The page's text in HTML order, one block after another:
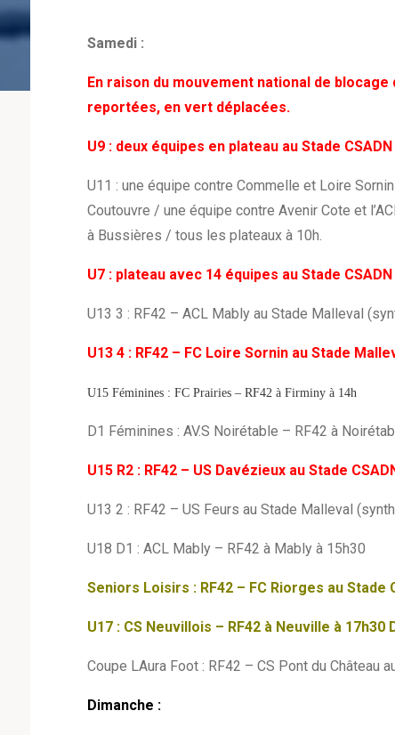
Samedi :
En raison du mouvement national de
reportées, en vert déplacées.
U9 : deux équipes en plateau au Stade
U11 : une équipe contre Commelle et Loire
Coutouvre / une équipe contre Avenir Cote et
à Bussières / tous les plateaux à 10h.
U7 : plateau avec 14 équipes au Stade
U13 3 : RF42 – ACL Mably au Stade Malleval
U13 4 : RF42 – FC Loire Sornin au Stade
U15 Féminines : FC Prairies – RF42 à Firminy à 14h
D1 Féminines : AV.S Noirétable – RF42 à
U15 R2 : RF42 – US Davézieux au Stade
U13 2 : RF42 – US Feurs au Stade Malleval
U18 D1 : ACL Mably – RF42 à Mably à 15h30
Seniors Loisirs : RF42 – FC Riorges au Stade
U17 : CS Neuvillois – RF42 à Neuville à 17h30
Coupe LAura Foot : RF42 – CS Pont du Château
Dimanche :